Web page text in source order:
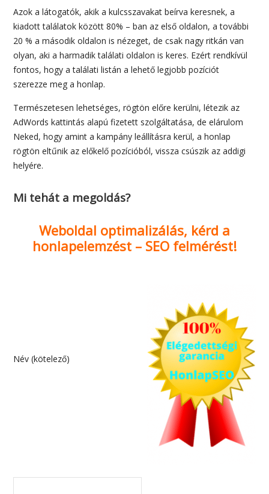
Azok a látogatók, akik a kulcsszavakat beírva keresnek, a
kiadott találatok között 80% – ban az első oldalon, a további
20 % a második oldalon is nézeget, de csak nagy ritkán van
olyan, aki a harmadik találati oldalon is keres. Ezért rendkívül
fontos, hogy a találati listán a lehető legjobb pozíciót
szerezze meg a honlap.
Természetesen lehetséges, rögtön előre kerülni, létezik az
AdWords kattintás alapú fizetett szolgáltatása, de elárulom
Neked, hogy amint a kampány leállításra kerül, a honlap
rögtön eltűnik az előkelő pozícióból, vissza csúszik az addigi
helyére.
Mi tehát a megoldás?
Weboldal optimalizálás, kérd a
honlapelemzést – SEO felmérést!
Név (kötelező)